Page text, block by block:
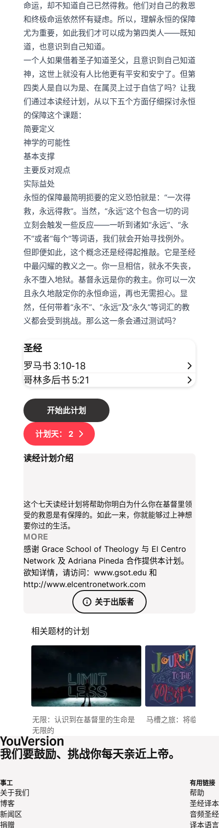
命运，却不知道自己已然得救。他们对自己的救恩
和终极命运依然怀有疑虑。所以，理解永恒的保障
尤为重要，如此我们才可以成为第四类人——既知
道，也意识到自己知道。
一个人如果借着圣子知道圣父，且意识到自己知道
神，这世上就没有人比他更有平安和安宁了。但第
四类人是自以为是、在属灵上过于自信了吗？让我
们通过本读经计划，从以下五个方面仔细探讨永恒
的保障这个课题：
简要定义
神学的可能性
基本支撑
主要反对观点
实际益处
永恒的保障最简明扼要的定义恐怕就是：“一次得
救，永远得救”。当然，“永远”这个包含一切的词
立刻会触发一些反应——一听到诸如“永远”、“永
不”或者“每个”等词语，我们就会开始寻找例外。
但即便如此，这个概念还是经得起推敲。它是圣经
中最闪耀的教义之一。你一旦相信，就永不失丧，
永不堕入地狱。基督永远是你的救主。你可以一次
且永久地敲定你的永恒命运，再也无需担心。显
然，任何带着“永不”、“永远”及“永久”等词汇的教
义都会受到挑战。那么这一条会通过测试吗？
圣经
罗马书 3:10-18
哥林多后书 5:21
开始此计划
计划天： 2
读经计划介绍
这个七天读经计划将帮助你明白为什么你在基督里领
受的救恩是有保障的。如此一来，你就能够过上神想
要你过的生活。
MORE
感谢 Grace School of Theology 与 El Centro
Network 及 Adriana Pineda 合作提供本计划。
欲知详情，请访问：www.gsot.edu 和
http://www.elcentronetwork.com
关于出版者
相关题材的计划
无限：认识到在基督里的生命是
无限的
马槽之旅：将临期25
我们要鼓励、挑战你每天亲近上帝。
事工
关于我们
博客
新闻区
捐赠
有用链接
帮助
圣经译本
音频圣经
译本语言